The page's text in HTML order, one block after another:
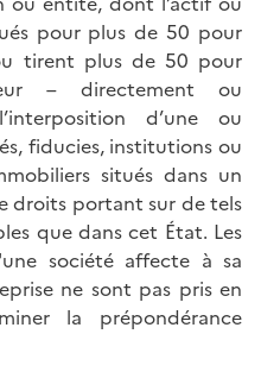
pour plus de 50 pour
tirent plus de 50 pour
– directement ou
d’une ou
fiducies, institutions ou
situés dans un
droits portant sur de tels
que dans cet État. Les
société affecte à sa
ne sont pas pris en
la prépondérance